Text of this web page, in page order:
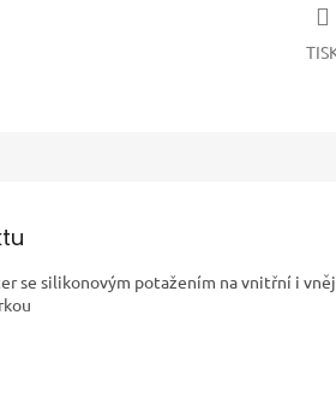
se silikonovým potažením na vnitřní i
u